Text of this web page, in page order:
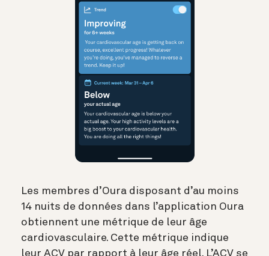
Les membres d’Oura disposant d’au moins
14 nuits de données dans l’application Oura
obtiennent une métrique de leur âge
cardiovasculaire. Cette métrique indique
leur ACV par rapport à leur âge réel. L’ACV se